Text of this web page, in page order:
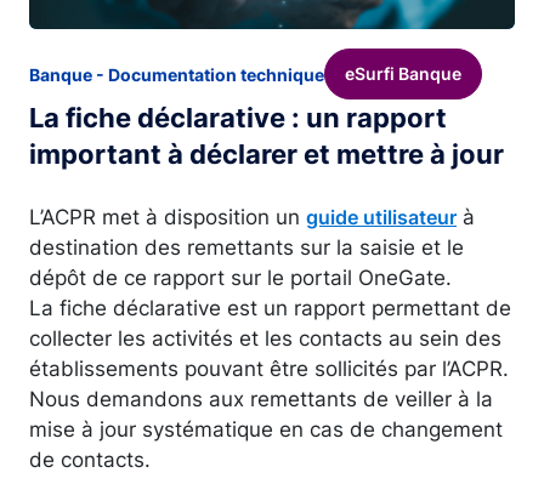
La fiche déclarative : un rapport
important à déclarer et mettre à jour
Banque - Documentation technique eSurfi Banque
L’ACPR met à disposition un guide utilisateur à
destination des remettants sur la saisie et le
dépôt de ce rapport sur le portail OneGate.
La fiche déclarative est un rapport permettant de
collecter les activités et les contacts au sein des
établissements pouvant être sollicités par l’ACPR.
Nous demandons aux remettants de veiller à la
mise à jour systématique en cas de changement
de contacts.